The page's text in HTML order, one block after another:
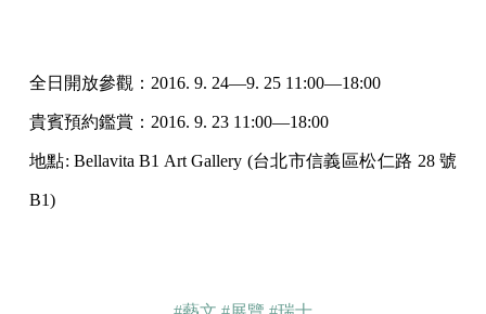
全日開放參觀：2016. 9. 24—9. 25 11:00—18:00
貴賓預約鑑賞：2016. 9. 23 11:00—18:00
地點: Bellavita B1 Art Gallery (台北市信義區松仁路 28 號
B1)